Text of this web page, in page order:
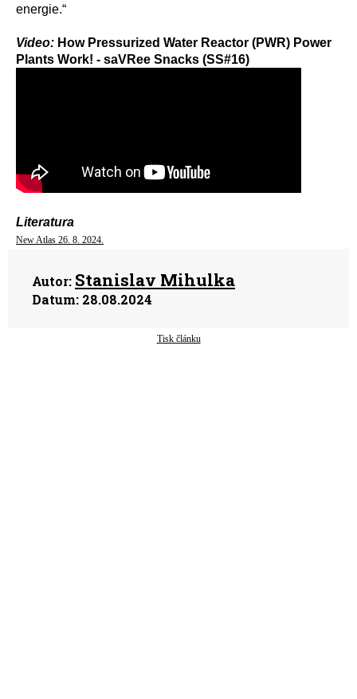
energie.“
Video: How Pressurized Water Reactor (PWR) Power
Plants Work! - saVRee Snacks (SS#16)
Literatura
New Atlas 26. 8. 2024.
Autor: Stanislav Mihulka
Datum: 28.08.2024
Tisk článku